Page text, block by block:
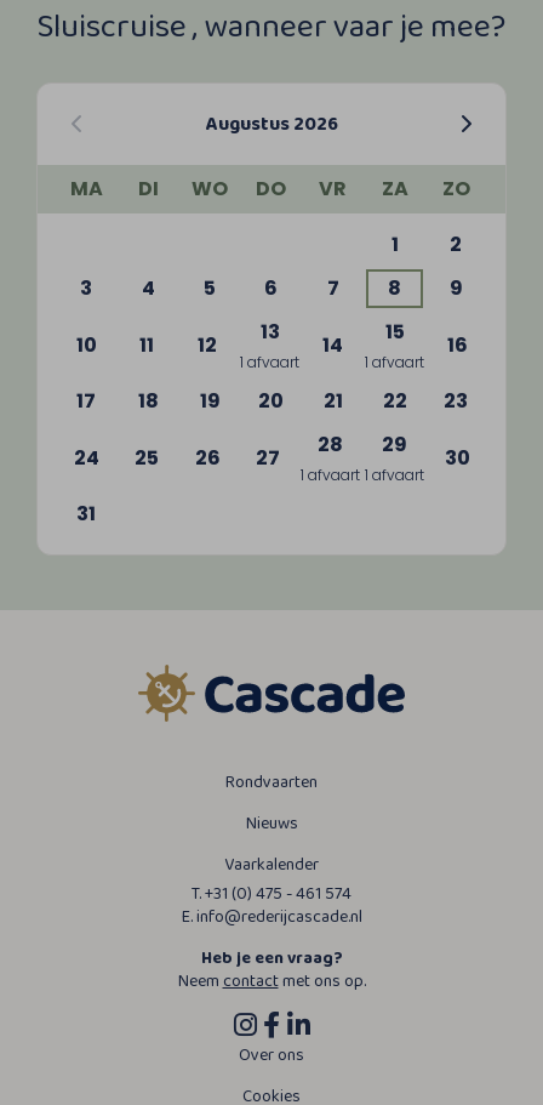
Sluiscruise , wanneer vaar je mee?
Augustus 2026
MA DI WO DO VR ZA
ZO
1
2
3
4 5 6 7 8 9
10 11 12 13
1 afvaart
14 15
1 afvaart
16
17 18 19 20 21 22 23
24 25 26 27 28
1 afvaart
29
1 afvaart
30
31
Rondvaarten
Nieuws
Vaarkalender
T. +31 (0) 475 - 461 574
E. info@rederijcascade.nl
Heb je een vraag?
Neemcontactmet ons op.
Over ons
Cookies